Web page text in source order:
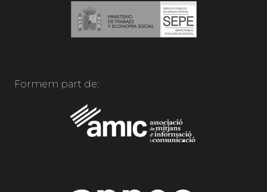
Formem part de: